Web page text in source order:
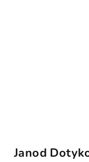
Janod